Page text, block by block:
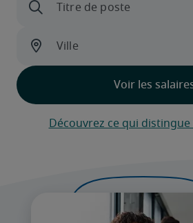
Découvrez ce qui